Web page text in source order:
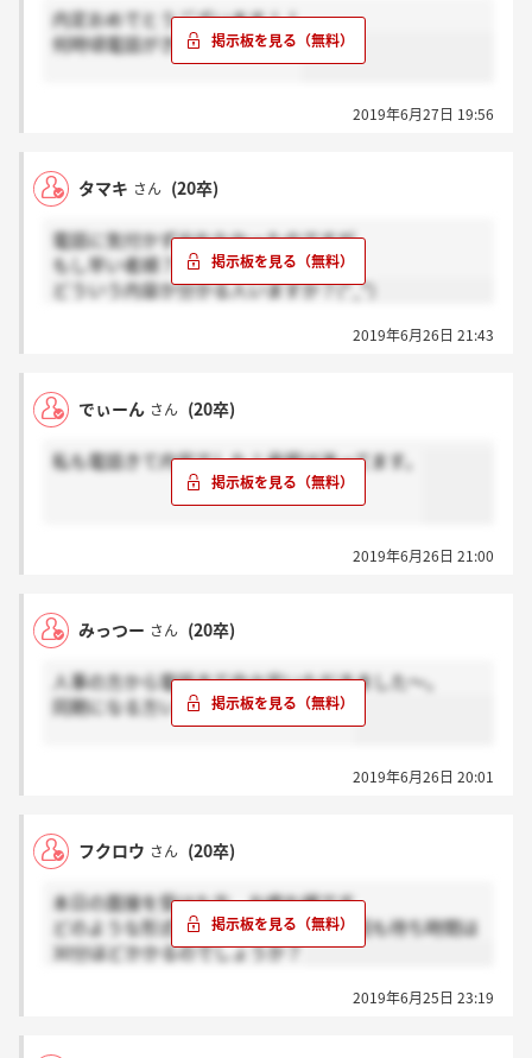
内定おめでとうございます！！
何時頃電話がきましたかー？？
2019年6月27日 19:56
タマキ さん (20卒)
電話に気付かず出れなかったのですが、
もし早い者順？とかどうしよう、、
どういう内容か分かる人いますか？(*_*)
2019年6月26日 21:43
でぃーん さん (20卒)
私も電話きて内定でした！承諾は迷ってます。
2019年6月26日 21:00
みっつー さん (20卒)
人事の方から電話きて内々定いただきました～。
同期になる方いらっしゃいますか？？
2019年6月26日 20:01
フクロウ さん (20卒)
本日の面接を受けた方、お疲れ様です
どのような形式でしたか？やはり、今回も待ち時間は
30分ほどかかるのでしょうか？
2019年6月25日 23:19